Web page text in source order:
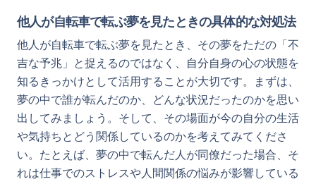
他人が自転車で転ぶ夢を見たときの具体的な対処法
他人が自転車で転ぶ夢を見たとき、その夢をただの「不
吉な予兆」と捉えるのではなく、自分自身の心の状態を
知るきっかけとして活用することが大切です。まずは、
夢の中で誰が転んだのか、どんな状況だったのかを思い
出してみましょう。そして、その場面が今の自分の生活
や気持ちとどう関係しているのかを考えてみてくださ
い。たとえば、夢の中で転んだ人が同僚だった場合、そ
れは仕事でのストレスや人間関係の悩みが影響している